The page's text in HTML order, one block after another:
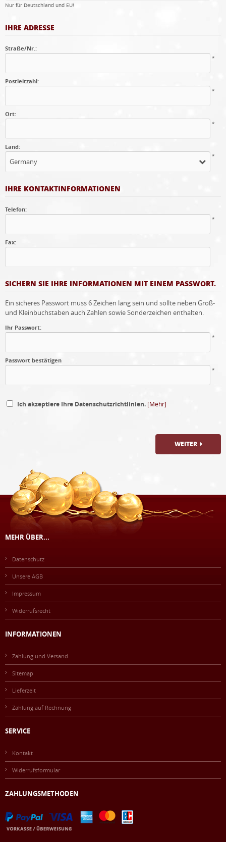
Nur für Deutschland und EU!
IHRE ADRESSE
Straße/Nr.:
*
Postleitzahl:
*
Ort:
*
Land:
Germany
*
IHRE KONTAKTINFORMATIONEN
Telefon:
*
Fax:
SICHERN SIE IHRE INFORMATIONEN MIT EINEM PASSWORT.
Ein sicheres Passwort muss 6 Zeichen lang sein und sollte neben Groß-
und Kleinbuchstaben auch Zahlen sowie Sonderzeichen enthalten.
Ihr Passwort:
*
Passwort bestätigen
*
Ich akzeptiere Ihre Datenschutzrichtlinien. [Mehr]
WEITER
MEHR ÜBER...
Datenschutz
Unsere AGB
Impressum
Widerrufsrecht
INFORMATIONEN
Zahlung und Versand
Sitemap
Lieferzeit
Zahlung auf Rechnung
SERVICE
Kontakt
Widerrufsformular
ZAHLUNGSMETHODEN